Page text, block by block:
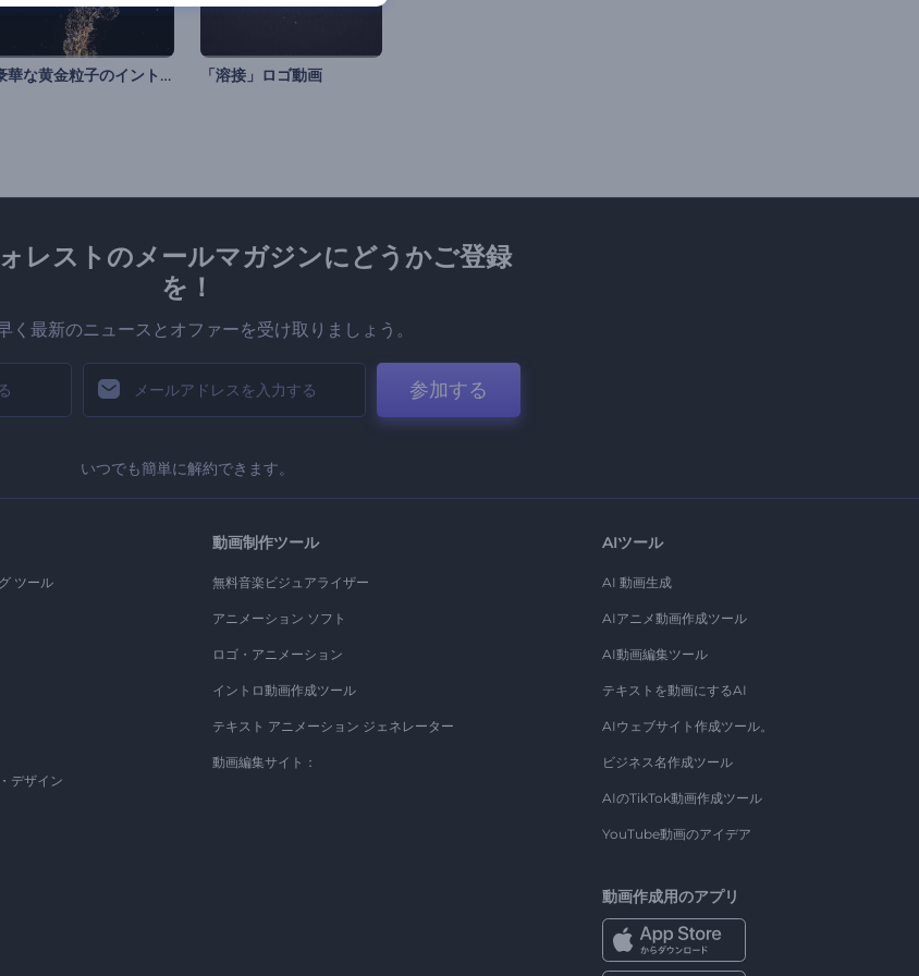
豪華な黄金粒子のイントロ動画 「溶接」ロゴ動画
レストのメールマガジンにどうかご登録
を！
く最新のニュースとオファーを受け取りましょう。
参加する
いつでも簡単に解約できます。
ツール
デザイン
動画制作ツール
無料音楽ビジュアライザー
アニメーション ソフト
ロゴ・アニメーション
イントロ動画作成ツール
テキスト アニメーション ジェネレーター
動画編集サイト：
AIツール
AI 動画生成
AIアニメ動画作成ツール
AI動画編集ツール
テキストを動画にするAI
AIウェブサイト作成ツール。
ビジネス名作成ツール
AIのTikTok動画作成ツール
YouTube動画のアイデア
動画作成用のアプリ